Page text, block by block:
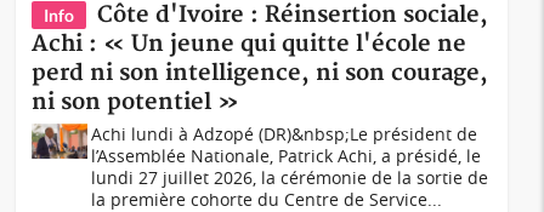
Info
Côte d'Ivoire : Réinsertion sociale,
Achi : « Un jeune qui quitte l'école ne
perd ni son intelligence, ni son courage,
ni son potentiel »
Achi lundi à Adzopé (DR)&nbsp;Le président de
l’Assemblée Nationale, Patrick Achi, a présidé, le
lundi 27 juillet 2026, la cérémonie de la sortie de
la première cohorte du Centre de Service...